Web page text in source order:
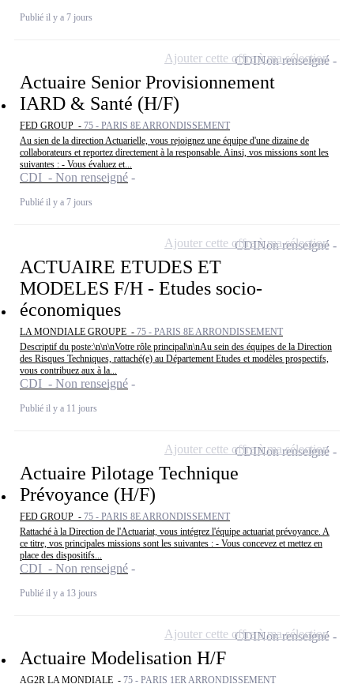
Publié il y a 7 jours
Actuaire Senior Provisionnement
IARD & Santé (H/F)
FED GROUP - 75 - PARIS 8E ARRONDISSEMENT
Au sien de la direction Actuarielle, vous rejoignez une équipe d'une dizaine de
collaborateurs et reportez directement à la responsable. Ainsi, vos missions sont les
suivantes : - Vous évaluez et...
CDI - Non renseigné
Publié il y a 7 jours
CDINon renseigné
Ajouter cette offre à ma sélection
ACTUAIRE ETUDES ET
MODELES F/H - Etudes socio-
économiques
LA MONDIALE GROUPE - 75 - PARIS 8E ARRONDISSEMENT
Descriptif du poste:\n\n\nVotre rôle principal\n\nAu sein des équipes de la Direction
des Risques Techniques, rattaché(e) au Département Etudes et modèles prospectifs,
vous contribuez aux à la...
CDI - Non renseigné
Publié il y a 11 jours
CDINon renseigné
Ajouter cette offre à ma sélection
Actuaire Pilotage Technique
Prévoyance (H/F)
FED GROUP - 75 - PARIS 8E ARRONDISSEMENT
Rattaché à la Direction de l'Actuariat, vous intégrez l'équipe actuariat prévoyance. A
ce titre, vos principales missions sont les suivantes : - Vous concevez et mettez en
place des dispositifs...
CDI - Non renseigné
Publié il y a 13 jours
CDINon renseigné
Ajouter cette offre à ma sélection
Actuaire Modelisation H/F
AG2R LA MONDIALE - 75 - PARIS 1ER ARRONDISSEMENT
CDINon renseigné
Ajouter cette offre à ma sélection